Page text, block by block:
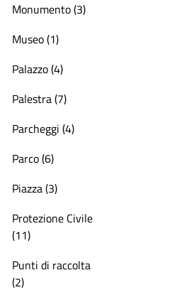
Monumento (3)
Museo (1)
Palazzo (4)
Palestra (7)
Parcheggi (4)
Parco (6)
Piazza (3)
Protezione Civile
(11)
Punti di raccolta
(2)